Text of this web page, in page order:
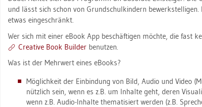
und lässt sich schon von Grund­schul­kin­dern
etwas ein­ge­schränkt.
Wer sich mit einer eBook App be­schäf­ti­gen möch­te, die fast
Crea­ti­ve Book Buil­derbe­nut­zen.
Was ist der Mehr­wert eines eBooks?
Mög­lich­keit der Ein­bin­dung von Bild, Audio und Video
nütz­lich sein, wenn es z.B. um In­hal­te geht, deren
wenn z.B. Audio-In­hal­te the­ma­ti­siert wer­den (z.B.